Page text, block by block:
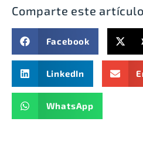
Comparte este artículo
Facebook
LinkedIn
WhatsApp